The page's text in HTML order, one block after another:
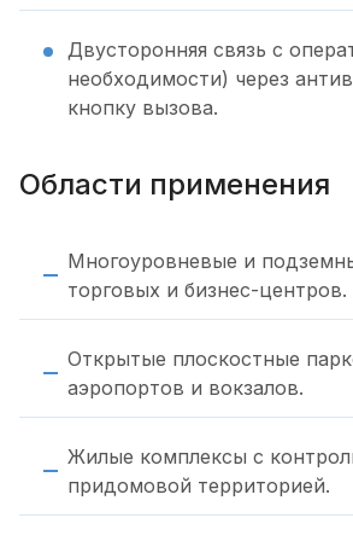
Двусторонняя связь с
необходимости) через
кнопку вызова.
Области применения
Многоуровневые и
торговых и бизнес-центров.
Открытые плоскостные
аэропортов и вокзалов.
Жилые комплексы с
придомовой территорией.